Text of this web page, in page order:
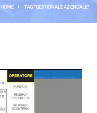
HOME / TAG "GESTIONALE AZIENDALE"